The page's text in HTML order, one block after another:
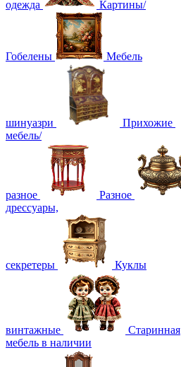
одежда Картины/
Гобелены Мебель
шинуазри Прихожие
мебель/
разное Разное
дрессуары,
секретеры Куклы
винтажные
Старинная
мебель в наличии